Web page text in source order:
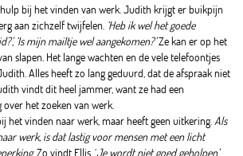
bij het vinden van werk. Judith krijgt er buikpijn
aan zichzelf twijfelen. ‘Heb ik wel het goede
‘Is mijn mailtje wel aangekomen?’Ze kan er op het
slapen. Het lange wachten en de vele telefoontjes
Alles heeft zo lang geduurd, dat de afspraak niet
vindt dit heel jammer, want ze had een
het zoeken van werk.
het vinden naar werk, maar heeft geen uitkering. Als
werk, is dat lastig voor mensen met een licht
. Zo vindt Ellis. ‘Je wordt niet goed geholpen’,